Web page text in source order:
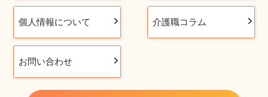
個人情報について 介護職コラム
お問い合わせ